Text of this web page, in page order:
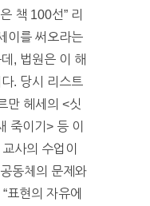
책 100선” 리
이를 써오라는
, 법원은 이 해
. 당시 리스트
만 헤세의 <싯
죽이기> 등 이
사의 수업이
동체의 문제와
표현의 자유에